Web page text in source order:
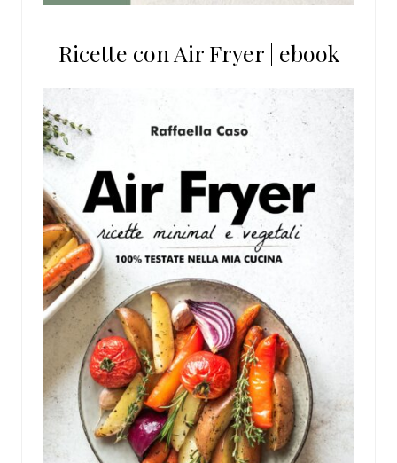
Ricette con Air Fryer | ebook